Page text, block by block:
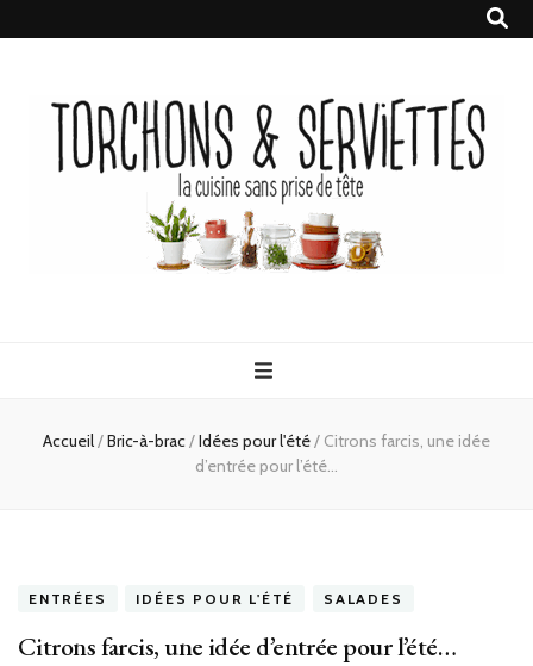
Serviettes
Accueil/Bric-à-brac/Idées pour l'été/ Citrons farcis, une idée
d’entrée pour l’été…
ENTRÉES IDÉES POUR L'ÉTÉ SALADES
Citrons farcis, une idée d’entrée pour l’été…